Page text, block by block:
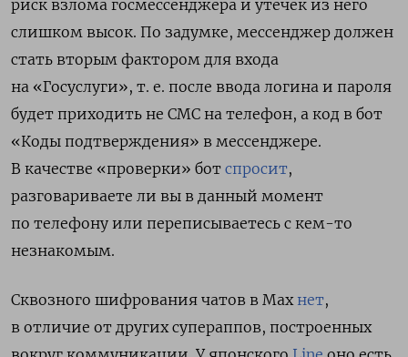
риск взлома госмессенджера и утечек из него
слишком высок. По задумке, мессенджер должен
стать вторым фактором для входа
на «Госуслуги», т. е. после ввода логина и пароля
будет приходить не СМС на телефон, а код в бот
«Коды подтверждения» в мессенджере.
В качестве «проверки» бот спросит,
разговариваете ли вы в данный момент
по телефону или переписываетесь с кем-то
незнакомым.
Сквозного шифрования чатов в Max нет,
в отличие от других супераппов, построенных